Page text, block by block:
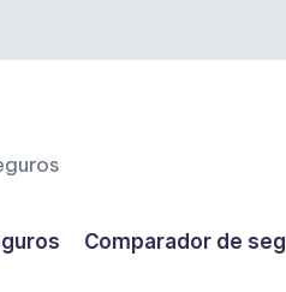
Comparador de